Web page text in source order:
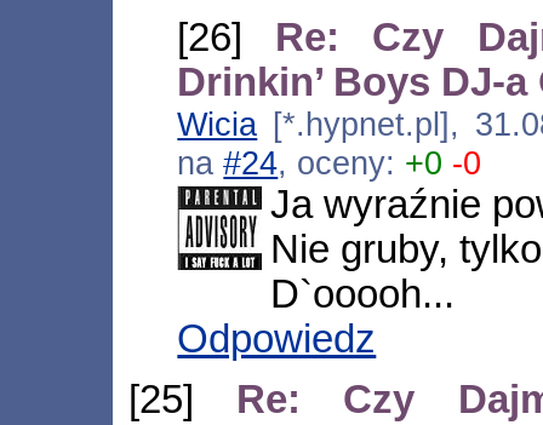
[26] Re: Czy
Drinkin’ Boys DJ-a
Wicia [*.hypnet.pl],
na#24, oceny: +0 -0
Ja wyraźnie
Nie gruby,
D`ooooh...
Odpowiedz
[25] Re: Czy